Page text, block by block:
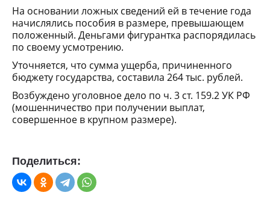
На основании ложных сведений ей в течение года
начислялись пособия в размере, превышающем
положенный. Деньгами фигурантка распорядилась
по своему усмотрению.
Уточняется, что сумма ущерба, причиненного
бюджету государства, составила 264 тыс. рублей.
Возбуждено уголовное дело по ч. 3 ст. 159.2 УК РФ
(мошенничество при получении выплат,
совершенное в крупном размере).
Поделиться: